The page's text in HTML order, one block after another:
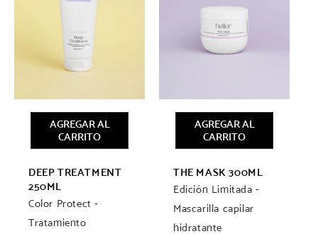
DEEP TREATMENT
250ML
Color Protect -
Tratamiento
AGREGAR AL
CARRITO
THE MASK 300ML
Edición Limitada -
Mascarilla capilar
hidratante
AGREGAR AL
CARRITO